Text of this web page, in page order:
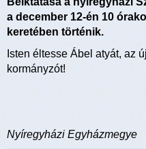
a december 12-én 10
keretében történik.
Isten éltesse Ábel atyát, az
kormányzót!
Nyíregyházi Egyházmegye